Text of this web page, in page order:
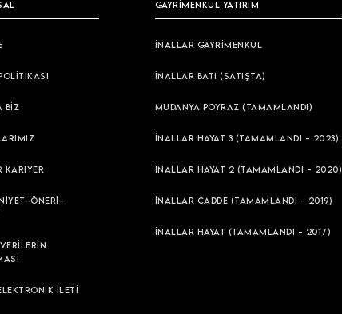
BİZ
KARİYER
ÖNERİ-
İLETİ
GAYRİMENKUL YATIRIM
İNALLAR GAYRİMENKUL
İNALLAR BATI (SATIŞTA)
MUDANYA POYRAZ (TAMAMLANDI)
İNALLAR HAYAT 3 (TAMAMLANDI - 2023)
İNALLAR HAYAT 2 (TAMAMLANDI - 2020)
İNALLAR CADDE (TAMAMLANDI - 2019)
İNALLAR HAYAT (TAMAMLANDI - 2017)